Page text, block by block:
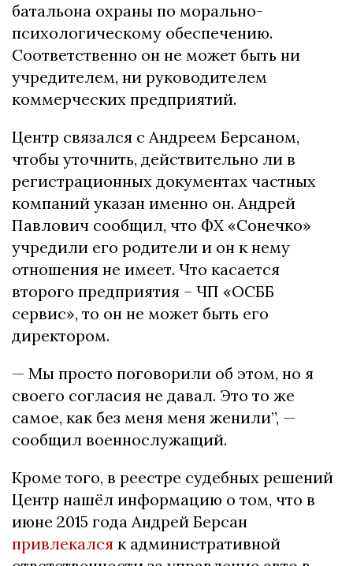
батальона охраны по морально-
психологическому обеспечению.
Соответственно он не может быть ни
учредителем, ни руководителем
коммерческих предприятий.
Центр связался с Андреем Берсаном,
чтобы уточнить, действительно ли в
регистрационных документах частных
компаний указан именно он. Андрей
Павлович сообщил, что ФХ «Сонечко»
учредили его родители и он к нему
отношения не имеет. Что касается
второго предприятия – ЧП «ОСББ
сервис», то он не может быть его
директором.
— Мы просто поговорили об этом, но я
своего согласия не давал. Это то же
самое, как без меня меня женили”, —
сообщил военнослужащий.
Кроме того, в реестре судебных решений
Центр нашёл информацию о том, что в
июне 2015 года Андрей Берсан
привлекался к административной